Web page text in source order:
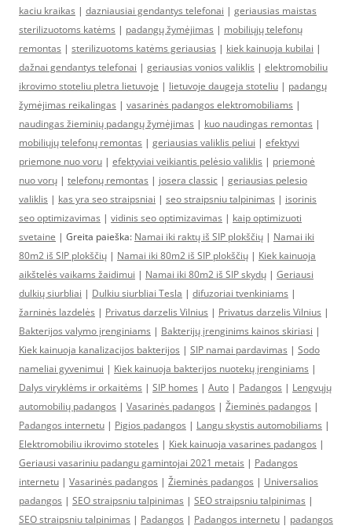
kaciu kraikas | dazniausiai gendantys telefonai | geriausias maistas
sterilizuotoms katėms | padangų žymėjimas | mobiliųjų telefonų
remontas | sterilizuotoms katėms geriausias | kiek kainuoja kubilai |
dažnai gendantys telefonai | geriausias vonios valiklis | elektromobiliu
ikrovimo stoteliu pletra lietuvoje | lietuvoje daugeja stoteliu | padangų
žymėjimas reikalingas | vasarinės padangos elektromobiliams |
naudingas žieminių padangų žymėjimas | kuo naudingas remontas |
mobiliųjų telefonų remontas | geriausias valiklis peliui | efektyvi
priemone nuo voru | efektyviai veikiantis pelėsio valiklis | priemonė
nuo vorų | telefonų remontas | josera classic | geriausias pelesio
valiklis | kas yra seo straipsniai | seo straipsniu talpinimas | isorinis
seo optimizavimas | vidinis seo optimizavimas | kaip optimizuoti
svetaine | Greita paieška: Namai iki raktų iš SIP plokščių | Namai iki
80m2 iš SIP plokščių | Namai iki 80m2 iš SIP plokščių | Kiek kainuoja
aikštelės vaikams žaidimui | Namai iki 80m2 iš SIP skydų | Geriausi
dulkių siurbliai | Dulkiu siurbliai Tesla | difuzoriai tvenkiniams |
žarninės lazdelės | Privatus darzelis Vilnius | Privatus darzelis Vilnius |
Bakterijos valymo įrenginiams | Bakterijų įrenginims kainos skiriasi |
Kiek kainuoja kanalizacijos bakterijos | SIP namai pardavimas | Sodo
nameliai gyvenimui | Kiek kainuoja bakterijos nuotekų įrenginiams |
Dalys viryklėms ir orkaitėms | SIP homes | Auto | Padangos | Lengvųjų
automobilių padangos | Vasarinės padangos | Žieminės padangos |
Padangos internetu | Pigios padangos | Langu skystis automobiliams |
Elektromobiliu ikrovimo stoteles | Kiek kainuoja vasarines padangos |
Geriausi vasariniu padangu gamintojai 2021 metais | Padangos
internetu | Vasarinės padangos | Žieminės padangos | Universalios
padangos | SEO straipsniu talpinimas | SEO straipsniu talpinimas |
SEO straipsniu talpinimas | Padangos | Padangos internetu | padangos